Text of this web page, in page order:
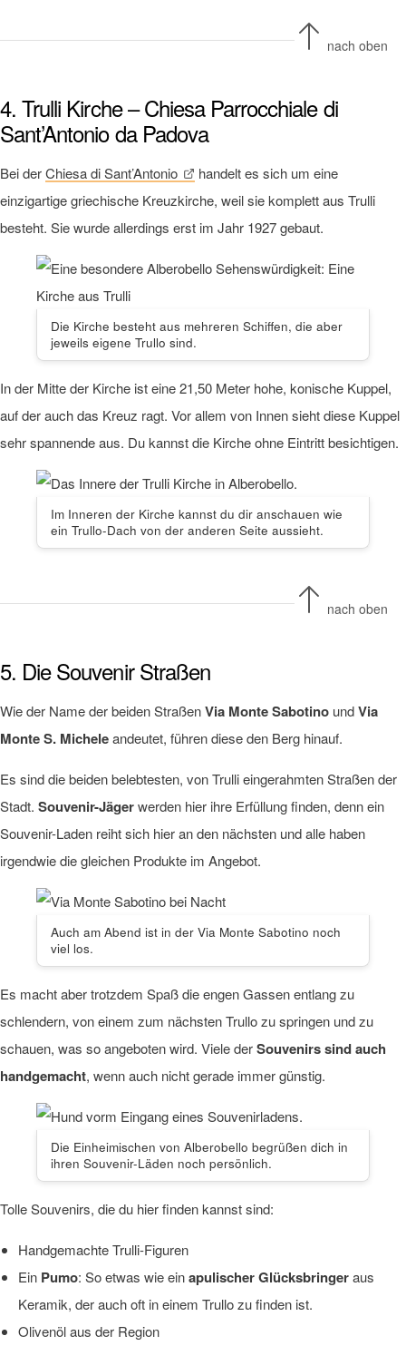
nach oben
4. Trulli Kirche – Chiesa Parrocchiale di
Sant’Antonio da Padova
Bei derChiesa di Sant’Antonio
handelt es sich um eine
einzigartige griechische Kreuzkirche, weil sie komplett aus Trulli
besteht. Sie wurde allerdings erst im Jahr 1927 gebaut.
Die Kirche besteht aus mehreren Schiffen, die aber
jeweils eigene Trullo sind.
In der Mitte der Kirche ist eine 21,50 Meter hohe, konische Kuppel,
auf der auch das Kreuz ragt. Vor allem von Innen sieht diese Kuppel
sehr spannende aus. Du kannst die Kirche ohne Eintritt besichtigen.
Im Inneren der Kirche kannst du dir anschauen wie
ein Trullo-Dach von der anderen Seite aussieht.
nach oben
5. Die Souvenir Straßen
Wie der Name der beiden StraßenVia Monte Sabotino undVia
Monte S. Micheleandeutet, führen diese den Berg hinauf.
Es sind die beiden belebtesten, von Trulli eingerahmten Straßen der
Stadt. Souvenir-Jägerwerden hier ihre Erfüllung finden, denn ein
Souvenir-Laden reiht sich hier an den nächsten und alle haben
irgendwie die gleichen Produkte im Angebot.
Auch am Abend ist in der Via Monte Sabotino noch
viel los.
Es macht aber trotzdem Spaß die engen Gassen entlang zu
schlendern, von einem zum nächsten Trullo zu springen und zu
schauen, was so angeboten wird. Viele derSouvenirs sind auch
handgemacht, wenn auch nicht gerade immer günstig.
Die Einheimischen von Alberobello begrüßen dich in
ihren Souvenir-Läden noch persönlich.
Tolle Souvenirs, die du hier finden kannst sind:
Handgemachte Trulli-Figuren
Ein Pumo: So etwas wie einapulischer Glücksbringeraus
Keramik, der auch oft in einem Trullo zu finden ist.
Olivenöl aus der Region